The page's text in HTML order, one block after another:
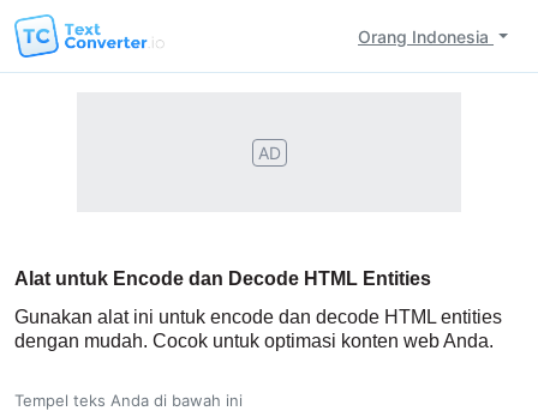
Orang Indonesia
AD
Alat untuk Encode dan Decode HTML Entities
Gunakan alat ini untuk encode dan decode HTML entities
dengan mudah. Cocok untuk optimasi konten web Anda.
Tempel teks Anda di bawah ini